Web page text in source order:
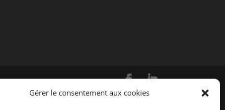
Gérer le consentement aux cookies
-Politique de confidentialité